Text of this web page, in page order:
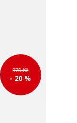
375 Kč
- 20 %